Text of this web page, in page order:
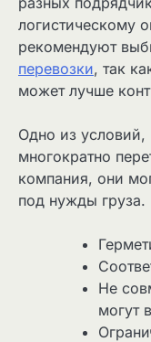
логистическому
рекомендуют
перевозки, так
может лучше
Одно из условий,
многократно
компания, они
под нужды
Не
могут